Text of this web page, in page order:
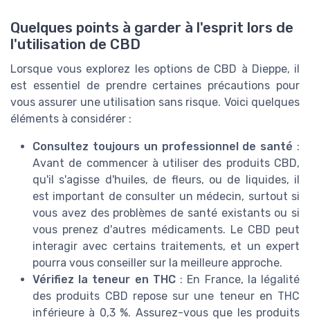
Quelques points à garder à l'esprit lors de
l'utilisation de CBD
Lorsque vous explorez les options de CBD à Dieppe, il
est essentiel de prendre certaines précautions pour
vous assurer une utilisation sans risque. Voici quelques
éléments à considérer :
Consultez toujours un professionnel de santé :
Avant de commencer à utiliser des produits CBD,
qu'il s'agisse d'huiles, de fleurs, ou de liquides, il
est important de consulter un médecin, surtout si
vous avez des problèmes de santé existants ou si
vous prenez d'autres médicaments. Le CBD peut
interagir avec certains traitements, et un expert
pourra vous conseiller sur la meilleure approche.
Vérifiez la teneur en THC: En France, la légalité
des produits CBD repose sur une teneur en THC
inférieure à 0,3 %. Assurez-vous que les produits